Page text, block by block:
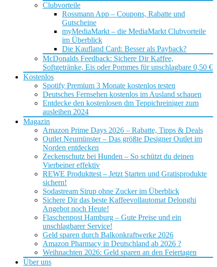
Clubvorteile
Rossmann App – Coupons, Rabatte und
Gutscheine
myMediaMarkt – die MediaMarkt Clubvorteile
im Überblick
Die Kaufland Card: Besser als Payback?
McDonalds Feedback: Sichere Dir Kaffee,
Softgetränke, Eis oder Pommes für unschlagbare 0,50 €
Kostenlos
Spotify Premium 3 Monate kostenlos testen
Deutsches Fernsehen kostenlos im Ausland schauen
Entdecke den kostenlosen dm Teppichreiniger zum
ausleihen 2024
Magazin
Amazon Prime Days 2026 – Rabatte, Tipps & Deals
Outlet Neumünster – Das größte Designer Outlet im
Norden entdecken
Zeckenschutz bei Hunden – So schützt du deinen
Vierbeiner effektiv
REWE Produkttest – Jetzt Starten und Gratisprodukte
sichern!
Sodastream Sirup ohne Zucker im Überblick
Sichere Dir das beste Kaffeevollautomat Delonghi
Angebot noch Heute!
Flaschenpost Hamburg – Gute Preise und ein
unschlagbarer Service!
Geld sparen durch Balkonkraftwerke 2026
Amazon Pharmacy in Deutschland ab 2026 ?
Weihnachten 2026: Geld sparen an den Feiertagen
Über uns